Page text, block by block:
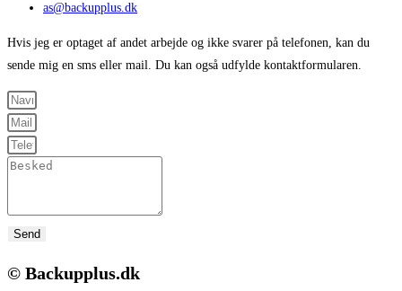
as@backupplus.dk
Hvis jeg er optaget af andet arbejde og ikke svarer på telefonen, kan du
sende mig en sms eller mail. Du kan også udfylde kontaktformularen.
Send
© Backupplus.dk